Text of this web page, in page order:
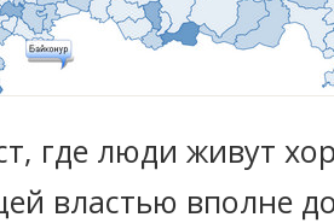
где люди живут
властью вполне